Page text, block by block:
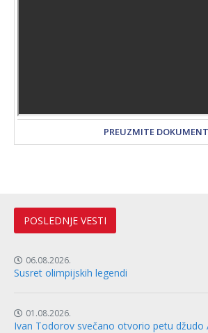
PREUZMITE DOKUMENT
POSLEDNJE VESTI
06.08.2026.
Susret olimpijskih legendi
01.08.2026.
Ivan Todorov svečano otvorio petu džudo